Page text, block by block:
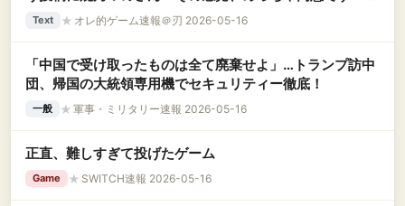
と引用→まさかの展開にｗｗｗｗ
Text ★ オレ的ゲーム速報＠刃 2026-05-16
「中国で受け取ったものは全て廃棄せよ」…トランプ訪中
団、帰国の大統領専用機でセキュリティー徹底！
一般 ★ 軍事・ミリタリー速報 2026-05-16
正直、難しすぎて投げたゲーム
Game ★ SWITCH速報 2026-05-16